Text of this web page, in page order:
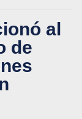
al
de